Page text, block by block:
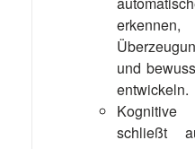
und
entwickeln.
Kognitive
schließt